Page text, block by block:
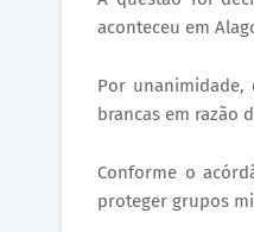
aconteceu em
Por
brancas em razão
Conforme o
proteger grupos